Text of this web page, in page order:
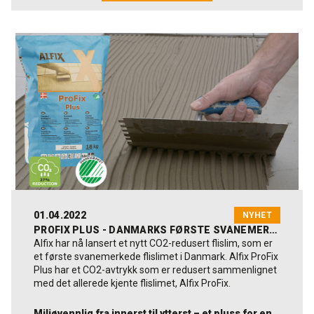
01.04.2022 NYHET
PROFIX PLUS - DANMARKS FØRSTE SVANEMERKEDE FLISLIM
Alfix har nå lansert et nytt CO2-redusert flislim, som er
et første svanemerkede flislimet i Danmark. Alfix ProFix
Plus har et CO2-avtrykk som er redusert sammenlignet
med det allerede kjente flislimet, Alfix ProFix.